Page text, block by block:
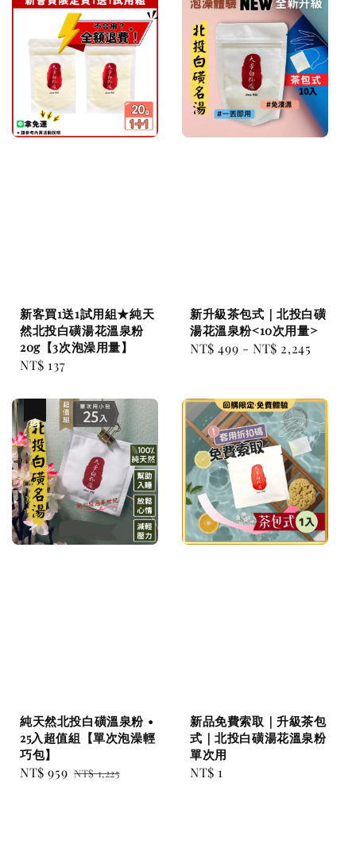
新客買1送1試用組★純天
然北投白磺湯花溫泉粉
20g【3次泡澡用量】
Regular
NT$ 137
新升級茶包式｜北投白磺
湯花溫泉粉<10次用量>
Regular
NT$ 499 -NT$ 2,245
純天然北投白磺溫泉粉 •
25入超值組【單次泡澡輕
巧包】
Sale
NT$ 959 Regular
NT$ 1,225
新品免費索取｜升級茶包
式｜北投白磺湯花溫泉粉
單次用
Regular
NT$ 1